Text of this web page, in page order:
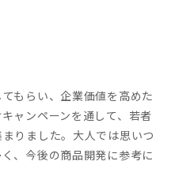
もらい、企業価値を高めた
ャンペーンを通して、若者
りました。大人では思いつ
、今後の商品開発に参考に